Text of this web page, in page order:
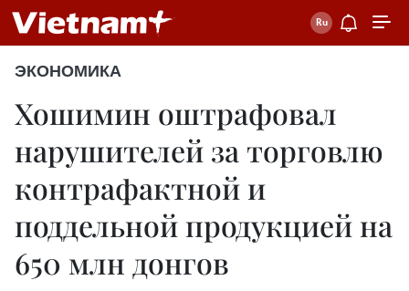
ЭКОНОМИКА
Хошимин оштрафовал
нарушителей за торговлю
контрафактной и
поддельной продукцией на
650 млн донгов